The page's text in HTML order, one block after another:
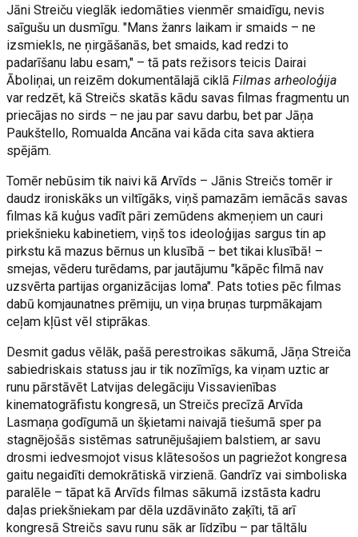
Jāni Streiču vieglāk iedomāties vienmēr smaidīgu, nevis
saīgušu un dusmīgu. "Mans žanrs laikam ir smaids – ne
izsmiekls, ne ņirgāšanās, bet smaids, kad redzi to
padarīšanu labu esam," – tā pats režisors teicis Dairai
Āboliņai, un reizēm dokumentālajā ciklāFilmas arheoloģija
var redzēt, kā Streičs skatās kādu savas filmas fragmentu un
priecājas no sirds – ne jau par savu darbu, bet par Jāņa
Paukštello, Romualda Ancāna vai kāda cita sava aktiera
spējām.
Tomēr nebūsim tik naivi kā Arvīds – Jānis Streičs tomēr ir
daudz ironiskāks un viltīgāks, viņš pamazām iemācās savas
filmas kā kuģus vadīt pāri zemūdens akmeņiem un cauri
priekšnieku kabinetiem, viņš tos ideoloģijas sargus tin ap
pirkstu kā mazus bērnus un klusībā – bet tikai klusībā! –
smejas, vēderu turēdams, par jautājumu "kāpēc filmā nav
uzsvērta partijas organizācijas loma". Pats toties pēc filmas
dabū komjaunatnes prēmiju, un viņa bruņas turpmākajam
ceļam kļūst vēl stiprākas.
Desmit gadus vēlāk, pašā perestroikas sākumā, Jāņa Streiča
sabiedriskais statuss jau ir tik nozīmīgs, ka viņam uztic ar
runu pārstāvēt Latvijas delegāciju Vissavienības
kinematogrāfistu kongresā, un Streičs precīzā Arvīda
Lasmaņa godīgumā un šķietami naivajā tiešumā sper pa
stagnējošās sistēmas satrunējušajiem balstiem, ar savu
drosmi iedvesmojot visus klātesošos un pagriežot kongresa
gaitu negaidīti demokrātiskā virzienā. Gandrīz vai simboliska
paralēle – tāpat kā Arvīds filmas sākumā izstāsta kadru
daļas priekšniekam par dēla uzdāvināto zaķīti, tā arī
kongresā Streičs savu runu sāk ar līdzību – par tāltālu